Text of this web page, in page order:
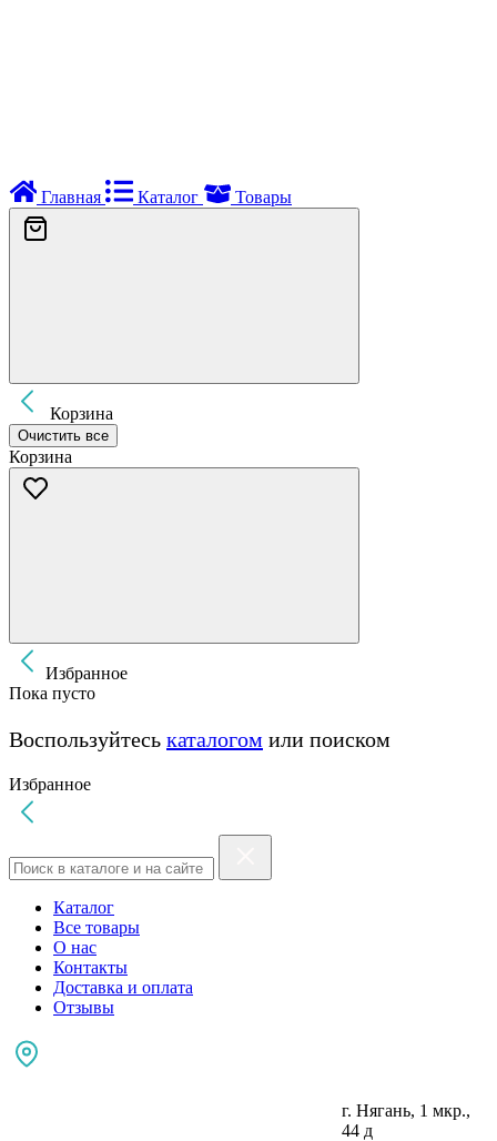
Главная Каталог Товары
Корзина
Очистить все
Корзина
Избранное
Пока пусто
Воспользуйтесь каталогом или поиском
Избранное
Каталог
Все товары
О нас
Контакты
Доставка и оплата
Отзывы
г. Нягань, 1 мкр.,
44 д